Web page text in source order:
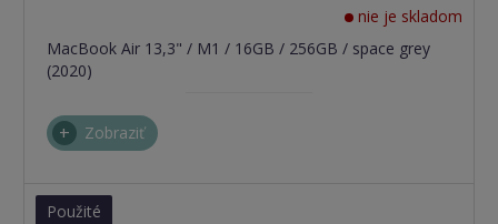
nie je skladom
MacBook Air 13,3" / M1 / 16GB / 256GB / space grey
(2020)
Zobraziť
Použité